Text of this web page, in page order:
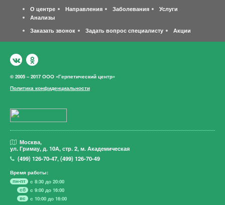
О центре
Направления Заболевания
Услуги
Анализы
Заказать звонок
Задать вопрос специалисту Акции
© 2005 – 2017 ООО «Герпетический центр»
Политика конфиденциальности
Москва,
ул. Гримау,д. 10А, стр. 2, м. Академическая
(499)126-70-47,(499)126-70-49
Время работы:
пн-пт
с 8:30 до 20:00
сб
с 9:00 до 16:00
вс
с 10:00 до 16:00